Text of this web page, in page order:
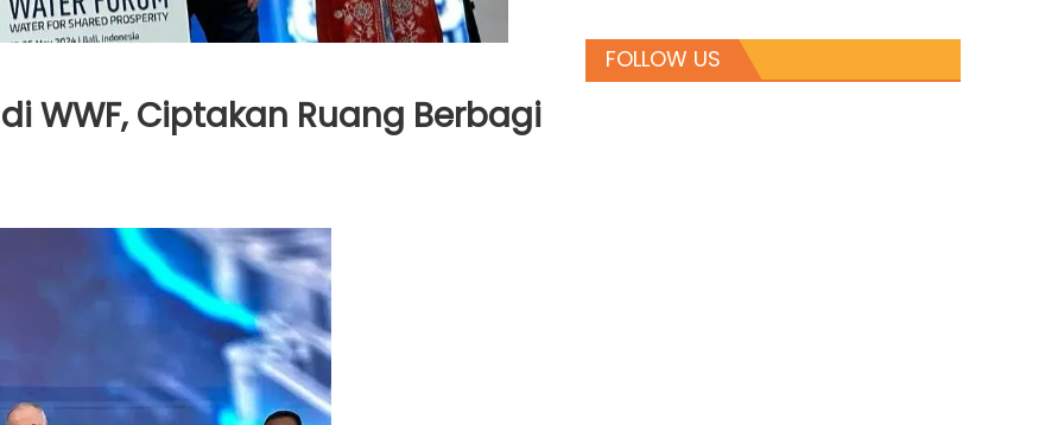
WWF, Ciptakan Ruang Berbagi
FOLLOW US